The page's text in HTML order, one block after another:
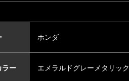
ホンダ
ラー エメラルドグレーメタリック